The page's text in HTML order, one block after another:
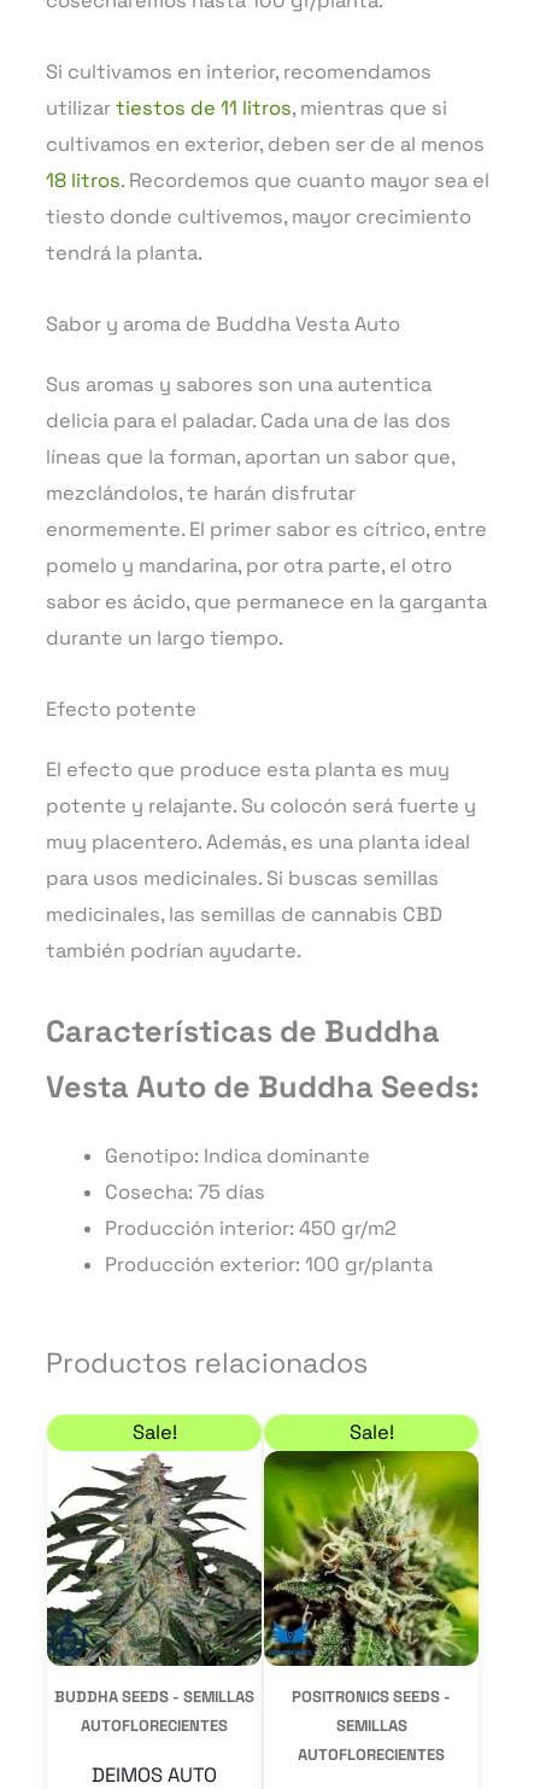
Si cultivamos en interior, recomendamos
utilizartiestos de 11 litros, mientras que si
cultivamos en exterior, deben ser de al menos
18 litros. Recordemos que cuanto mayor sea el
tiesto donde cultivemos, mayor crecimiento
tendrá la planta.
Sabor y aroma de Buddha Vesta Auto
Sus aromas y sabores son una autentica
delicia para el paladar. Cada una de las dos
líneas que la forman, aportan un sabor que,
mezclándolos, te harán disfrutar
enormemente. El primer sabor es cítrico, entre
pomelo y mandarina, por otra parte, el otro
sabor es ácido, que permanece en la garganta
durante un largo tiempo.
Efecto potente
El efecto que produce esta planta es muy
potente y relajante. Su colocón será fuerte y
muy placentero. Además, es una planta ideal
para usos medicinales. Si buscas semillas
medicinales, las semillas de cannabis CBD
también podrían ayudarte.
Características de Buddha
Vesta Auto de Buddha Seeds:
Genotipo: Indica dominante
Cosecha: 75 días
Producción interior: 450 gr/m2
Producción exterior: 100 gr/planta
Productos relacionados
Sale!
BUDDHA SEEDS - SEMILLAS
AUTOFLORECIENTES
DEIMOS AUTO
Rango de precios: desde 6,80 € hasta 59,50 €
Este
producto
tiene
múltiples
variantes.
Las
opciones
se
Sale!
POSITRONICS SEEDS -
SEMILLAS
AUTOFLORECIENTES
Rango de precios:
Este
tiene
Las